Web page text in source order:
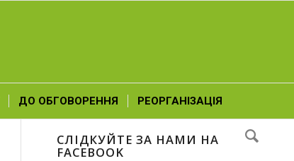
ДО ОБГОВОРЕННЯ РЕОРГАНІЗАЦІЯ
СЛІДКУЙТЕ ЗА НАМИ НА
FACEBOOK